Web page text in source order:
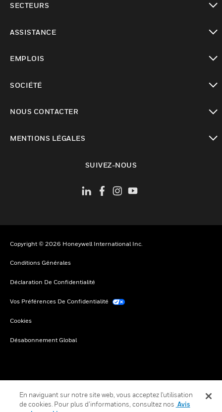
SECTEURS
ASSISTANCE
EMPLOIS
SOCIÉTÉ
NOUS CONTACTER
MENTIONS LÉGALES
SUIVEZ-NOUS
Copyright © 2026 Honeywell International Inc.
Conditions Générales
Déclaration De Confidentialité
Vos Préférences De Confidentialité
Cookies
Désabonnement Global
En naviguant sur notre site web, vous acceptez l'utilisation
de cookies. Pour plus d’informations, consultez nos Avis